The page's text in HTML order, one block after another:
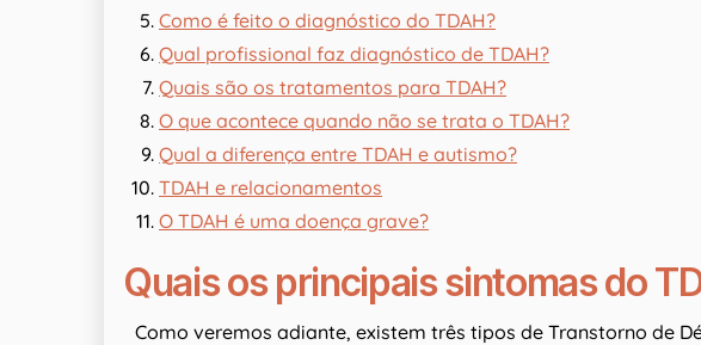
Como é feito o diagnóstico do TDAH?
Qual profissional faz diagnóstico de TDAH?
Quais são os tratamentos para TDAH?
O que acontece quando não se trata o TDAH?
Qual a diferença entre TDAH e autismo?
TDAH e relacionamentos
O TDAH é uma doença grave?
Quais os principais sintomas do
Como veremos adiante, existem três tipos de Transtorno de